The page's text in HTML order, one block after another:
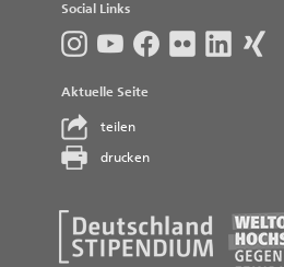
Social Links
Aktuelle Seite
teilen
drucken